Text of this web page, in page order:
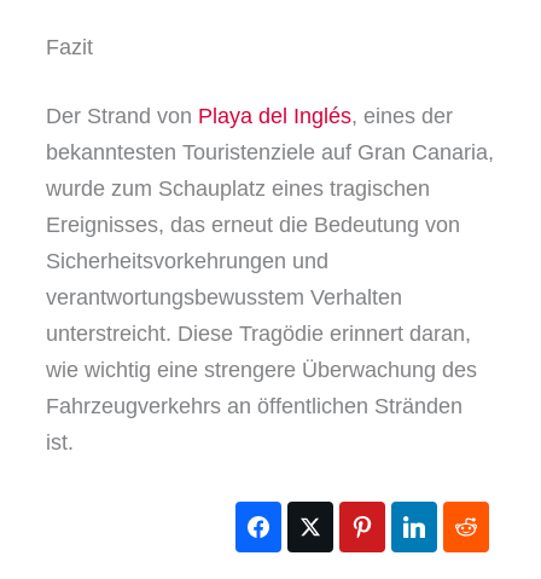
Fazit
Der Strand von Playa del Inglés, eines der
bekanntesten Touristenziele auf Gran Canaria,
wurde zum Schauplatz eines tragischen
Ereignisses, das erneut die Bedeutung von
Sicherheitsvorkehrungen und
verantwortungsbewusstem Verhalten
unterstreicht. Diese Tragödie erinnert daran,
wie wichtig eine strengere Überwachung des
Fahrzeugverkehrs an öffentlichen Stränden
ist.